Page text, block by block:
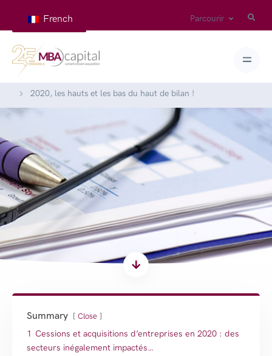
French Parcourir
2020, les hauts et les bas du haut de bilan !
Summary Close
1 Cessions et acquisitions d’entreprises en 2020 : des
secteurs inégalement impactés…